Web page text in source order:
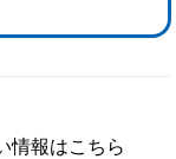
情報はこちら